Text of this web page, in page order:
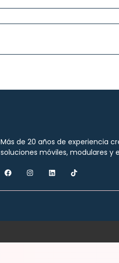
Más de 20 años de experiencia
soluciones móviles, modulares y